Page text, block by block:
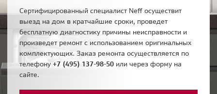
Сертифицированный специалист Neff осуществит
выезд на дом в кратчайшие сроки, проведет
бесплатную диагностику причины неисправности и
произведет ремонт с использованием оригинальных
комплектующих. Заказ ремонта осуществляется по
телефону +7 (495) 137-98-50 или через форму на
сайте.